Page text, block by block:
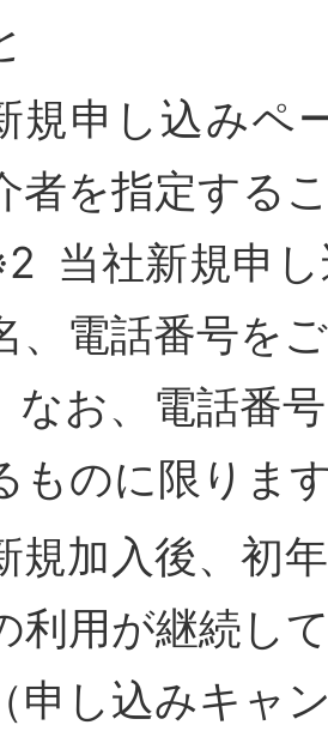
規申し込みペ
者を指定する
当社新規申
、電話番号を
なお、電話番
ものに限りま
規加入後、初
利用が継続し
（申し込みキャ